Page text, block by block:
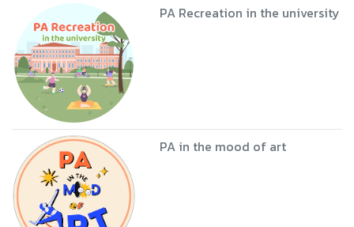
PA Recreation in the university
PA in the mood of art